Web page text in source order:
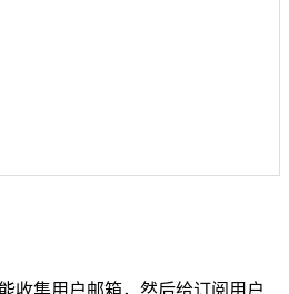
收集用户邮箱，然后给订阅用户